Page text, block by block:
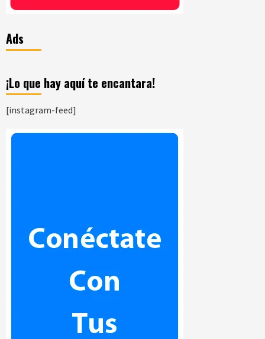
Ads
¡Lo que hay aquí te encantara!
[instagram-feed]